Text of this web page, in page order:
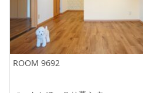
ROOM 9692